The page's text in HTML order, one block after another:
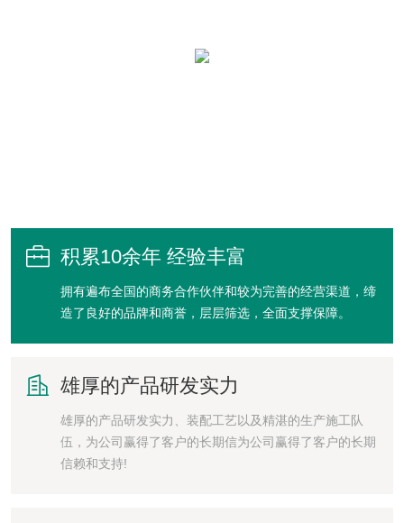
 积累10余年 经验丰富
拥有遍布全国的商务合作伙伴和较为完善的经营渠道，缔
造了良好的品牌和商誉，层层筛选，全面支撑保障。
 雄厚的产品研发实力
雄厚的产品研发实力、装配工艺以及精湛的生产施工队
伍，为公司赢得了客户的长期信为公司赢得了客户的长期
信赖和支持!